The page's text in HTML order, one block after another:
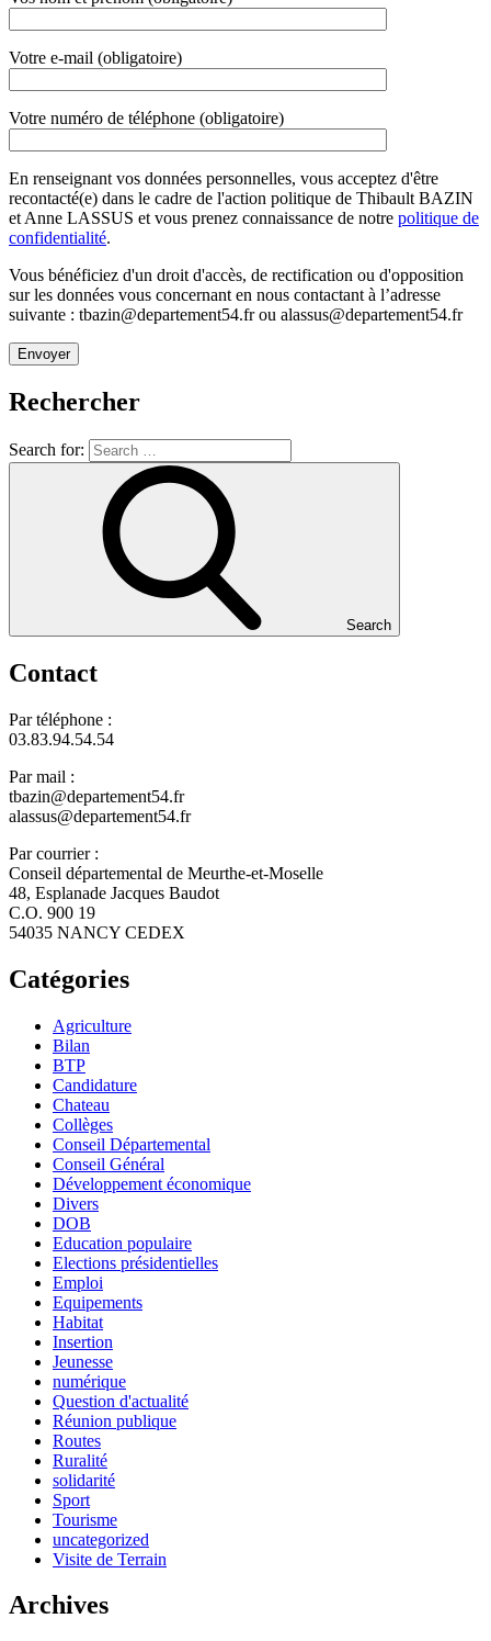
Votre e-mail (obligatoire)
Votre numéro de téléphone (obligatoire)
En renseignant vos données personnelles, vous acceptez d'être
recontacté(e) dans le cadre de l'action politique de Thibault BAZIN
et Anne LASSUS et vous prenez connaissance de notre politique de
confidentialité.
Vous bénéficiez d'un droit d'accès, de rectification ou d'opposition
sur les données vous concernant en nous contactant à l’adresse
suivante : tbazin@departement54.fr ou alassus@departement54.fr
Rechercher
Search for:
Search
Contact
Par téléphone :
03.83.94.54.54
Par mail :
tbazin@departement54.fr
alassus@departement54.fr
Par courrier :
Conseil départemental de Meurthe-et-Moselle
48, Esplanade Jacques Baudot
C.O. 900 19
54035 NANCY CEDEX
Catégories
Agriculture
Bilan
BTP
Candidature
Chateau
Collèges
Conseil Départemental
Conseil Général
Développement économique
Divers
DOB
Education populaire
Elections présidentielles
Emploi
Equipements
Habitat
Insertion
Jeunesse
numérique
Question d'actualité
Réunion publique
Routes
Ruralité
solidarité
Sport
Tourisme
uncategorized
Visite de Terrain
Archives